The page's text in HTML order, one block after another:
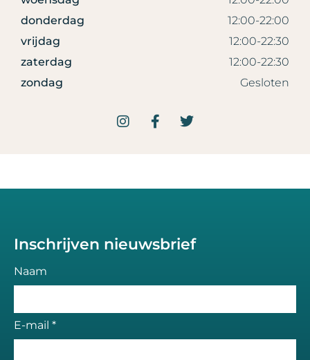
donderdag
12:00-22:00
vrijdag
12:00-22:30
zaterdag
12:00-22:30
zondag
Gesloten
Inschrijven nieuwsbrief
Naam
E-mail *